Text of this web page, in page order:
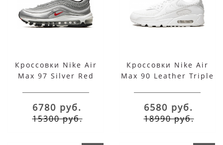
Кроссовки Nike Air
Max 97 Silver Red
6780 руб.
15300 руб.
Кроссовки Nike Air
Max 90 Leather Triple
6580 руб.
18990 руб.